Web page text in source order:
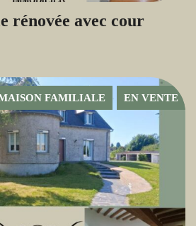
rénovée avec cour
EN VENTE
FAMILIALE